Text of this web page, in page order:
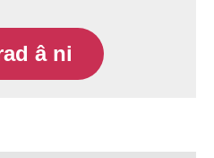
â ni